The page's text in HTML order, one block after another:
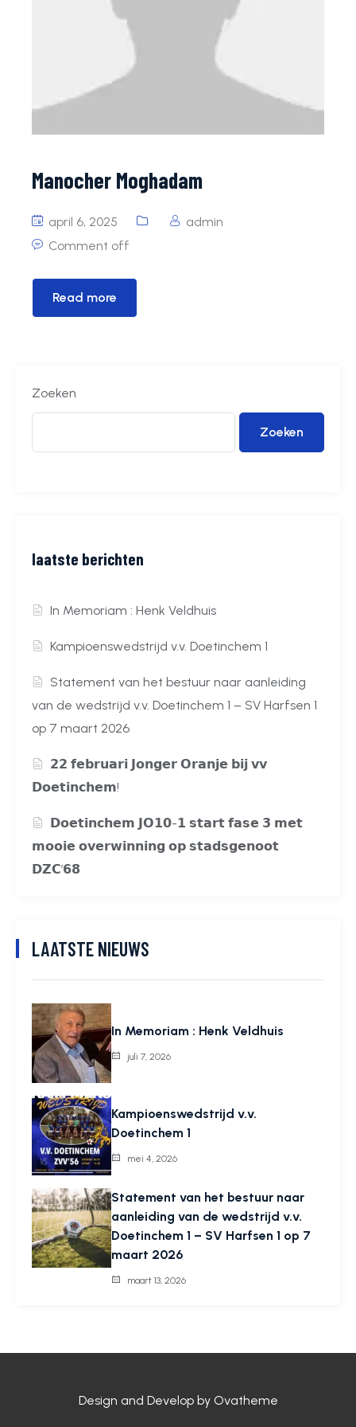
Doetinchem G1
Doetinchem 3
Doetinchem 4
Manocher Moghadam
april 6, 2025
admin
Comment off
Read more
Zoeken
Zoeken
laatste berichten
In Memoriam : Henk Veldhuis
Kampioenswedstrijd v.v. Doetinchem 1
Statement van het bestuur naar aanleiding
van de wedstrijd v.v. Doetinchem 1 – SV Harfsen 1
op 7 maart 2026
𝟮𝟮 𝗳𝗲𝗯𝗿𝘂𝗮𝗿𝗶 𝗝𝗼𝗻𝗴𝗲𝗿 𝗢𝗿𝗮𝗻𝗷𝗲 𝗯𝗶𝗷 𝘃𝘃
𝗗𝗼𝗲𝘁𝗶𝗻𝗰𝗵𝗲𝗺!
𝗗𝗼𝗲𝘁𝗶𝗻𝗰𝗵𝗲𝗺 𝗝𝗢𝟭𝟬-𝟭 𝘀𝘁𝗮𝗿𝘁 𝗳𝗮𝘀𝗲 𝟯 𝗺𝗲𝘁
𝗺𝗼𝗼𝗶𝗲 𝗼𝘃𝗲𝗿𝘄𝗶𝗻𝗻𝗶𝗻𝗴 𝗼𝗽 𝘀𝘁𝗮𝗱𝘀𝗴𝗲𝗻𝗼𝗼𝘁
𝗗𝗭𝗖’𝟲𝟴
LAATSTE NIEUWS
In Memoriam : Henk Veldhuis
juli 7, 2026
Kampioenswedstrijd v.v.
Doetinchem 1
mei 4, 2026
Statement van het bestuur naar
aanleiding van de wedstrijd v.v.
Doetinchem 1 – SV Harfsen 1 op 7
maart 2026
maart 13, 2026
Design and Develop by Ovatheme